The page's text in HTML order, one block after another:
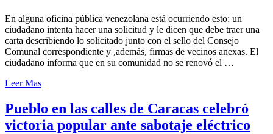
En alguna oficina pública venezolana está ocurriendo esto: un
ciudadano intenta hacer una solicitud y le dicen que debe traer una
carta describiendo lo solicitado junto con el sello del Consejo
Comunal correspondiente y ,además, firmas de vecinos anexas. El
ciudadano informa que en su comunidad no se renovó el …
Leer Mas
Pueblo en las calles de Caracas celebró
victoria popular ante sabotaje eléctrico